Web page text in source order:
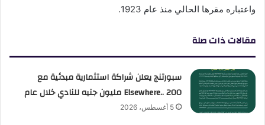
واعتباره مقرها الحالي منذ عام 1923.
مقالات ذات صلة
سبورتنج يعلن شراكة استثمارية مبدئية مع
Elsewhere.. 200 مليون جنيه للنادي خلال عام
5 أغسطس، 2026